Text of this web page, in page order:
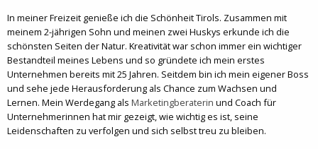
In meiner Freizeit genieße ich die Schönheit Tirols. Zusammen mit
meinem 2-jährigen Sohn und meinen zwei Huskys erkunde ich die
schönsten Seiten der Natur. Kreativität war schon immer ein wichtiger
Bestandteil meines Lebens und so gründete ich mein erstes
Unternehmen bereits mit 25 Jahren. Seitdem bin ich mein eigener Boss
und sehe jede Herausforderung als Chance zum Wachsen und
Lernen. Mein Werdegang als Marketingberaterin und Coach für
Unternehmerinnen hat mir gezeigt, wie wichtig es ist, seine
Leidenschaften zu verfolgen und sich selbst treu zu bleiben.